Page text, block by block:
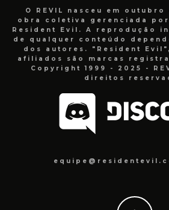
O REVIL nasceu em outubro
obra coletiva gerenciada
Resident Evil. A reprodução
de qualquer conteúdo
dos autores. "Resident
afiliados são marcas
Copyright 1999 - 2025 -
direitos